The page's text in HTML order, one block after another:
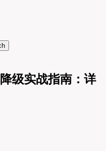
级实战指南：详